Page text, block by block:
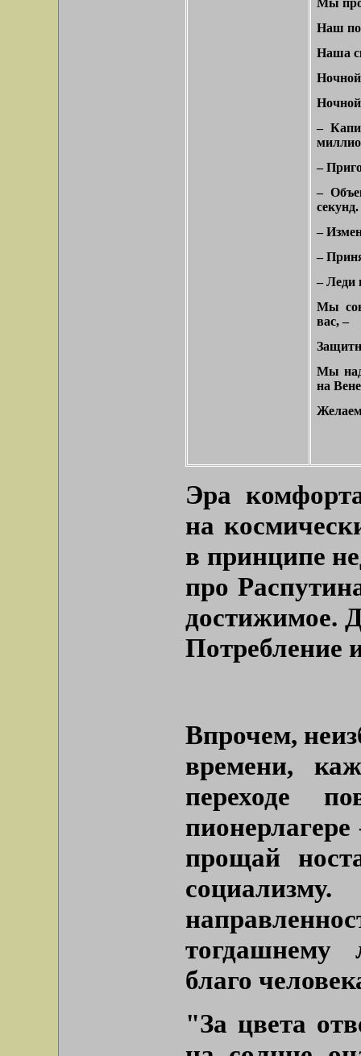
Мы
Наш
Наша
Ночной
Ночной
–
–
–
секунд.
–
–
– Леди
Мы
вас, –
Мы
на
Эра
на
в принципе
про
достижимое.
Потребление
Впрочем,
времени,
переходе
прощай
тогдашнему
благо
"За цвета